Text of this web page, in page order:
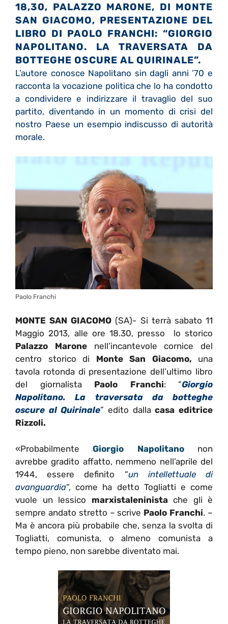
18,30, PALAZZO MARONE, DI MONTE
SAN GIACOMO, PRESENTAZIONE DEL
LIBRO DI PAOLO FRANCHI: “GIORGIO
NAPOLITANO. LA TRAVERSATA DA
BOTTEGHE OSCURE AL QUIRINALE”.
L’autore conosce Napolitano sin dagli anni ’70 e
racconta la vocazione politica che lo ha condotto
a condividere e indirizzare il travaglio del suo
partito, diventando in un momento di crisi del
nostro Paese un esempio indiscusso di autorità
morale.
Paolo Franchi
MONTE SAN GIACOMO (SA)- Si terrà sabato 11
Maggio 2013, alle ore 18.30, presso lo storico
Palazzo Maronenell’incantevole cornice del
centro storico di Monte San Giacomo, una
tavola rotonda di presentazione dell’ultimo libro
del giornalista Paolo Franchi: “Giorgio
Napolitano. La traversata da botteghe
oscure al Quirinale” edito dallacasa editrice
Rizzoli.
«ProbabilmenteGiorgio Napolitanonon
avrebbe gradito affatto, nemmeno nell’aprile del
1944, essere definito “un intellettuale di
avanguardia“, come ha detto Togliatti e come
vuole un lessico marxistaleninistache gli è
sempre andato stretto – scrive Paolo Franchi. –
Ma è ancora più probabile che, senza la svolta di
Togliatti, comunista, o almeno comunista a
tempo pieno, non sarebbe diventato mai.